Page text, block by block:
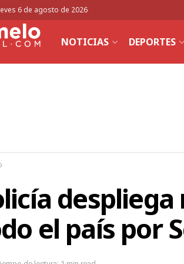
6 de agosto de 2026
NOTICIAS DEPORTES
el país por